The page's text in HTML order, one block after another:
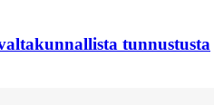
tunnustusta